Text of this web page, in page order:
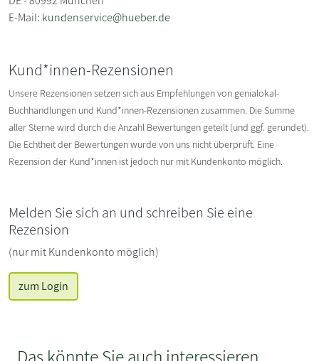
E-Mail: kundenservice@hueber.de
Kund*innen-Rezensionen
Unsere Rezensionen setzen sich aus Empfehlungen von genialokal-
Buchhandlungen und Kund*innen-Rezensionen zusammen. Die Summe
aller Sterne wird durch die Anzahl Bewertungen geteilt (und ggf. gerundet).
Die Echtheit der Bewertungen wurde von uns nicht überprüft. Eine
Rezension der Kund*innen ist jedoch nur mit Kundenkonto möglich.
Melden Sie sich an und schreiben Sie eine
Rezension
(nur mit Kundenkonto möglich)
zum Login